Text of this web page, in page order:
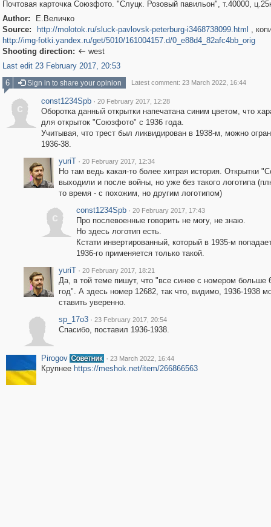
Почтовая карточка Союзфото. "Слуцк. Розовый павильон", т.40000,
Author:
Е.Величко
Source:
http://molotok.ru/sluck-pavlovsk-peterburg-i3468738099.html ,
http://img-fotki.yandex.ru/get/5010/161004157.d/0_e88d4_82afc4bb_orig
Shooting direction:  west
Last edit 23 February 2017, 20:53
6
Sign in to share your opinion Latest comment: 23 March 2022, 16:44
c
const1234Spb · 20 February 2017, 12:28
Оборотка данный открытки напечатана синим цветом, что
для открыток "Союзфото" с 1936 года.
Учитывая, что трест был ликвидирован в 1938-м, можно
1936-38.
yuriT · 20 February 2017, 12:34
Но там ведь какая-то более хитрая история. Открытки
выходили и после войны, но уже без такого логотипа
то время - с похожим, но другим логотипом)
c
const1234Spb · 20 February 2017, 17:43
Про послевоенные говорить не могу, не знаю.
Но здесь логотип есть.
Кстати инвертированный, который в 1935-м
1936-го применяется только такой.
yuriT · 20 February 2017, 18:21
Да, в той теме пишут, что "все синее с номером больше
год". А здесь номер 12682, так что, видимо, 1936-1938
ставить уверенно.
sp_17o3 · 23 February 2017, 20:54
Спасибо, поставил 1936-1938.
Pirogov · 23 March 2022, 16:44
Крупнее https://meshok.net/item/266866563